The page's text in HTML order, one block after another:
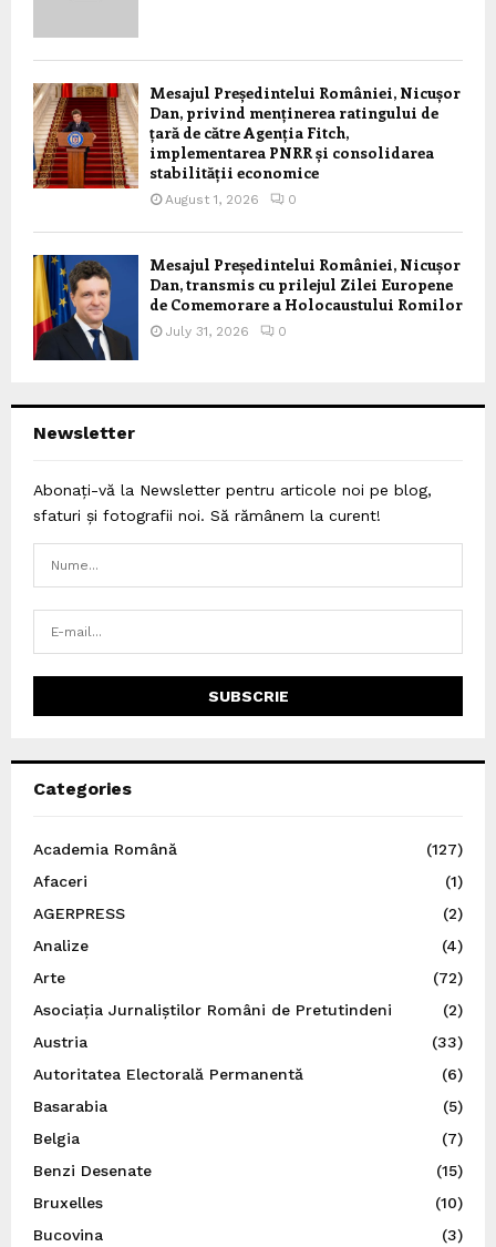
Mesajul Președintelui României, Nicușor
Dan, privind menținerea ratingului de
țară de către Agenția Fitch,
implementarea PNRR și consolidarea
stabilității economice
August 1, 2026 0
Mesajul Președintelui României, Nicușor
Dan, transmis cu prilejul Zilei Europene
de Comemorare a Holocaustului Romilor
July 31, 2026 0
Newsletter
Abonați-vă la Newsletter pentru articole noi pe blog,
sfaturi și fotografii noi. Să rămânem la curent!
Categories
Academia Română
(127)
Afaceri
(1)
AGERPRESS
(2)
Analize
(4)
Arte
(72)
Asociația Jurnaliștilor Români de Pretutindeni
(2)
Austria
(33)
Autoritatea Electorală Permanentă
(6)
Basarabia
(5)
Belgia
(7)
Benzi Desenate
(15)
Bruxelles
(10)
Bucovina
(3)